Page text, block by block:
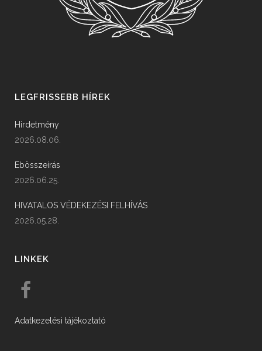
LEGFRISSEBB HÍREK
Hirdetmény
2026.08.06.
Ebösszeírás
2026.06.25.
HIVATALOS VÉDEKEZÉSI FELHÍVÁS
2026.05.28.
LINKEK
Adatkezelési tájékoztató